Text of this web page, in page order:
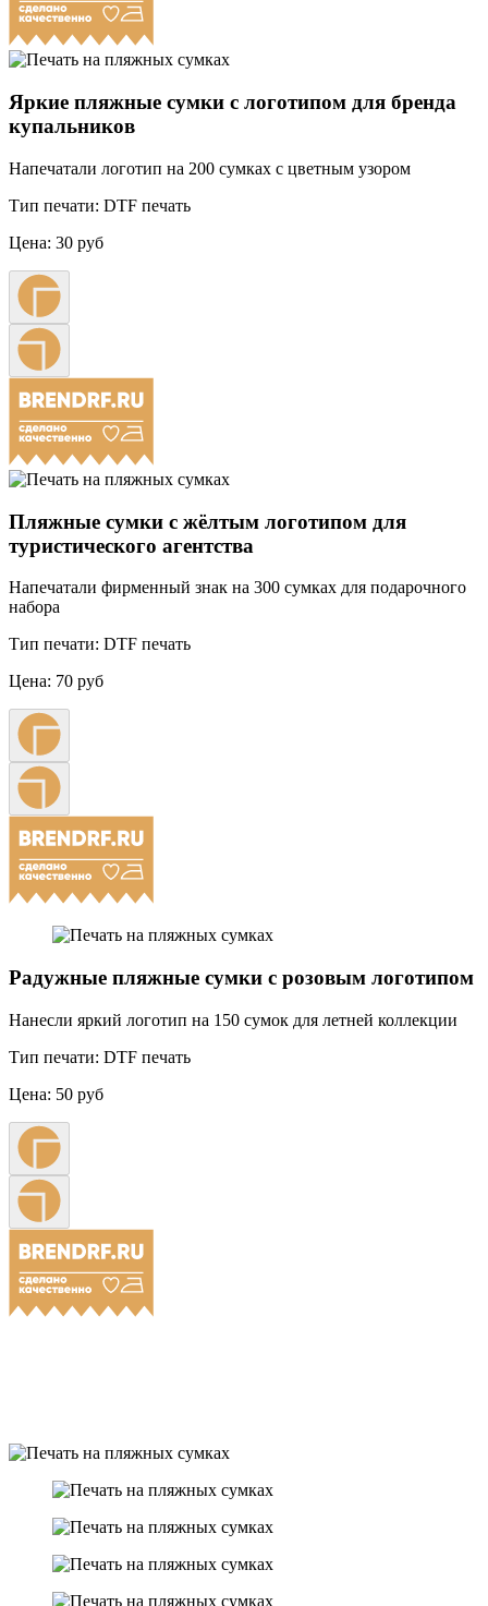
Яркие пляжные сумки с логотипом для бренда
купальников
Напечатали логотип на 200 сумках с цветным узором
Тип печати: DTF печать
Цена: 30 руб
Пляжные сумки с жёлтым логотипом для
туристического агентства
Напечатали фирменный знак на 300 сумках для подарочного
набора
Тип печати: DTF печать
Цена: 70 руб
Радужные пляжные сумки с розовым логотипом
Нанесли яркий логотип на 150 сумок для летней коллекции
Тип печати: DTF печать
Цена: 50 руб